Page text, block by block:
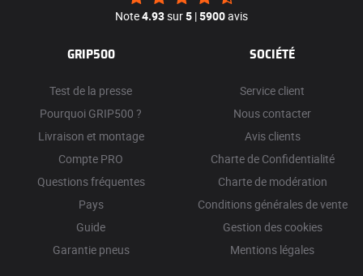
Note4.93sur5 |5900avis
GRIP500
Test de la presse
Pourquoi GRIP500 ?
Livraison et montage
Compte PRO
Questions fréquentes
Pays
Guide
Garantie pneus
SOCIÉTÉ
Service client
Nous contacter
Avis clients
Charte de Confidentialité
Charte de modération
Conditions générales de vente
Gestion des cookies
Mentions légales